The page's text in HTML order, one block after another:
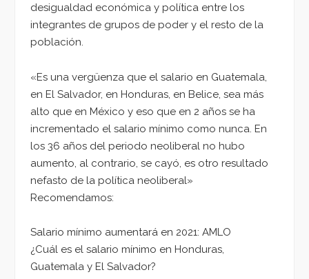
desigualdad económica y política entre los
integrantes de grupos de poder y el resto de la
población.
«Es una vergüenza que el salario en Guatemala,
en El Salvador, en Honduras, en Belice, sea más
alto que en México y eso que en 2 años se ha
incrementado el salario mínimo como nunca. En
los 36 años del periodo neoliberal no hubo
aumento, al contrario, se cayó, es otro resultado
nefasto de la política neoliberal»
Recomendamos:
Salario mínimo aumentará en 2021: AMLO
¿Cuál es el salario mínimo en Honduras,
Guatemala y El Salvador?